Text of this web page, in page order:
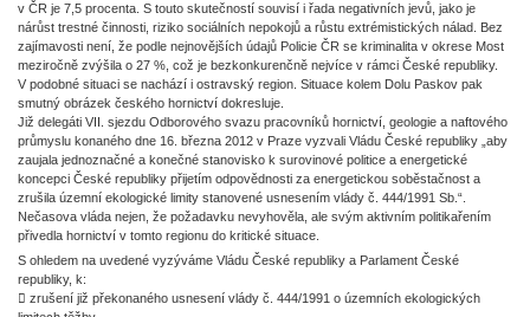
v ČR je 7,5 procenta. S touto skutečností souvisí i řada negativních jevů, jako je
nárůst trestné činnosti, riziko sociálních nepokojů a růstu extrémistických nálad. Bez
zajímavosti není, že podle nejnovějších údajů Policie ČR se kriminalita v okrese Most
meziročně zvýšila o 27 %, což je bezkonkurenčně nejvíce v rámci České republiky.
V podobné situaci se nachází i ostravský region. Situace kolem Dolu Paskov pak
smutný obrázek českého hornictví dokresluje.
Již delegáti VII. sjezdu Odborového svazu pracovníků hornictví, geologie a naftového
průmyslu konaného dne 16. března 2012 v Praze vyzvali Vládu České republiky „aby
zaujala jednoznačné a konečné stanovisko k surovinové politice a energetické
koncepci České republiky přijetím odpovědnosti za energetickou soběstačnost a
zrušila územní ekologické limity stanovené usnesením vlády č. 444/1991 Sb.“.
Nečasova vláda nejen, že požadavku nevyhověla, ale svým aktivním politikařením
přivedla hornictví v tomto regionu do kritické situace.
S ohledem na uvedené vyzýváme Vládu České republiky a Parlament České
republiky, k:
 zrušení již překonaného usnesení vlády č. 444/1991 o územních ekologických